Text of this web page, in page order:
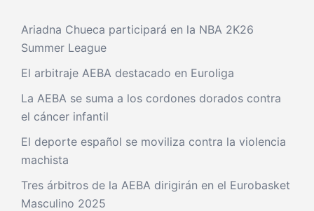
Ariadna Chueca participará en la NBA 2K26
Summer League
El arbitraje AEBA destacado en Euroliga
La AEBA se suma a los cordones dorados contra
el cáncer infantil
El deporte español se moviliza contra la violencia
machista
Tres árbitros de la AEBA dirigirán en el Eurobasket
Masculino 2025